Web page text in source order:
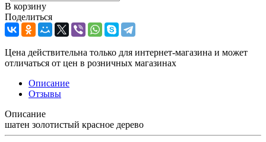
В корзину
Поделиться
Цена действительна только для интернет-магазина и может
отличаться от цен в розничных магазинах
Описание
Отзывы
Описание
шатен золотистый красное дерево